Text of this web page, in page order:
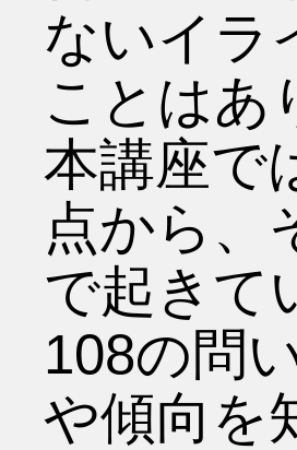
ないイラ
ことはあ
本講座で
点から、
で起きて
108の問
や傾向を